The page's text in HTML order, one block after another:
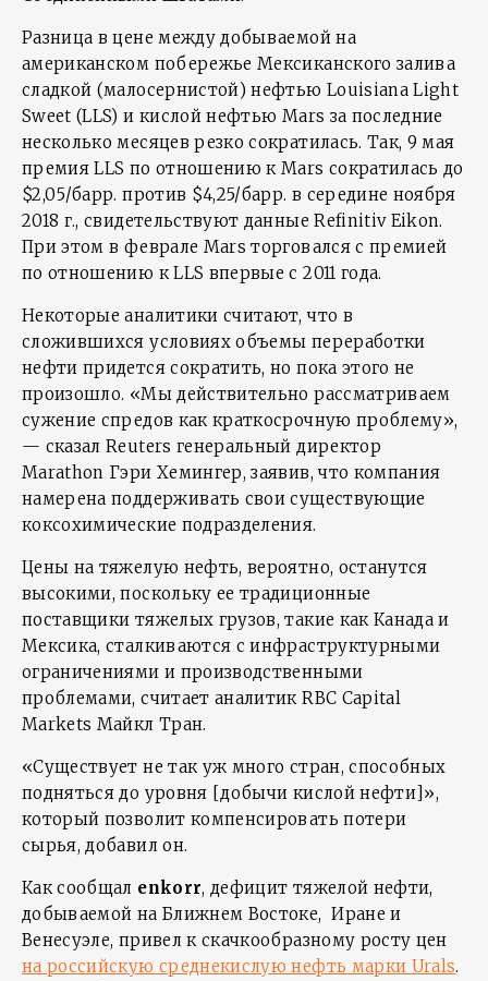
Разница в цене между добываемой на
американском побережье Мексиканского залива
сладкой (малосернистой) нефтью Louisiana Light
Sweet (LLS) и кислой нефтью Mars за последние
несколько месяцев резко сократилась. Так, 9 мая
премия LLS по отношению к Mars сократилась до
$2,05/барр. против $4,25/барр. в середине ноября
2018 г., свидетельствуют данные Refinitiv Eikon.
При этом в феврале Mars торговался с премией
по отношению к LLS впервые с 2011 года.
Некоторые аналитики считают, что в
сложившихся условиях объемы переработки
нефти придется сократить, но пока этого не
произошло. «Мы действительно рассматриваем
сужение спредов как краткосрочную проблему»,
— сказал Reuters генеральный директор
Marathon Гэри Хемингер, заявив, что компания
намерена поддерживать свои существующие
коксохимические подразделения.
Цены на тяжелую нефть, вероятно, останутся
высокими, поскольку ее традиционные
поставщики тяжелых грузов, такие как Канада и
Мексика, сталкиваются с инфраструктурными
ограничениями и производственными
проблемами, считает аналитик RBC Capital
Markets Майкл Тран.
«Существует не так уж много стран, способных
подняться до уровня [добычи кислой нефти]»,
который позволит компенсировать потери
сырья, добавил он.
Как сообщал enkorr, дефицит тяжелой нефти,
добываемой на Ближнем Востоке, Иране и
Венесуэле, привел к скачкообразному росту цен
на российскую среднекислую нефть марки Urals.